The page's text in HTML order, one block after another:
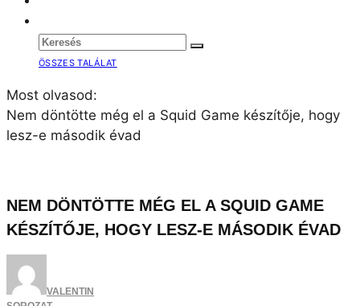
ÖSSZES TALÁLAT
Most olvasod:
Nem döntötte még el a Squid Game készítője, hogy
lesz-e második évad
NEM DÖNTÖTTE MÉG EL A SQUID GAME
KÉSZÍTŐJE, HOGY LESZ-E MÁSODIK ÉVAD
VALENTIN